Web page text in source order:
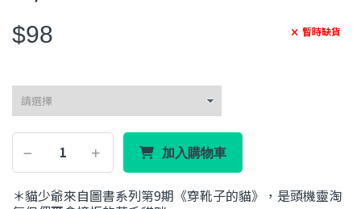
暫時缺貨
$98
加入購物車
＊貓少爺來自圖書系列第9期《穿靴子的貓》，是頭機靈淘